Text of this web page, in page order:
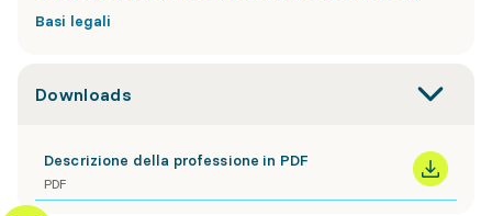
Basi legali
Downloads
Descrizione della professione in PDF
PDF